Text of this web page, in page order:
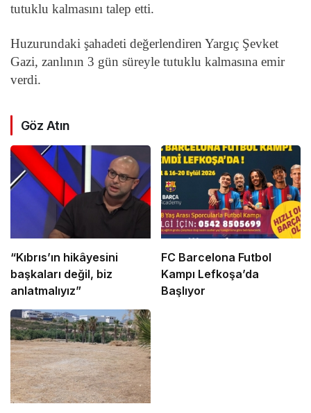
tutuklu kalmasını talep etti.
Huzurundaki şahadeti değerlendiren Yargıç Şevket
Gazi, zanlının 3 gün süreyle tutuklu kalmasına emir
verdi.
Göz Atın
“Kıbrıs’ın hikâyesini
başkaları değil, biz
anlatmalıyız”
FC Barcelona Futbol
Kampı Lefkoşa’da
Başlıyor